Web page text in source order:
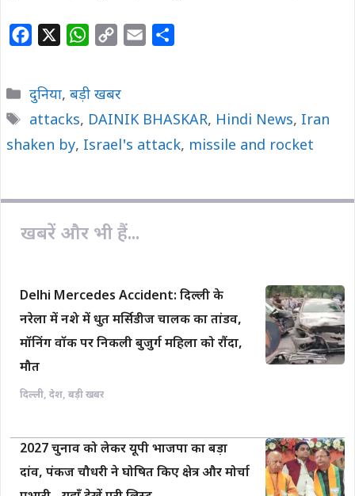
e
b
o
W
t
s
A
y
L
l
e
Categories
दुनिया, बड़ी खबर
Tags
attacks, DAINIK BHASKAR, Hindi News, Iran
shaken by, Israel's attack, missile and rocket
खबरें और भी हैं...
Delhi Mercedes Accident: दिल्ली के
नरेला में नशे में धुत मर्सिडीज चालक का तांडव,
मॉनिंग वॉक पर निकली बुजुर्ग महिला को रौंदा,
मौत
दिल्ली, देश, बड़ी खबर
2027 चुनाव को लेकर यूपी भाजपा का बड़ा
दांव, पंकज चौधरी ने घोषित किए क्षेत्र और मोर्चा